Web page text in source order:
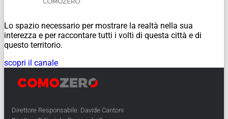
Lo spazio necessario per mostrare la realtà nella sua
interezza e per raccontare tutti i volti di questa città e di
questo territorio.
scopri il canale
Direttore Responsabile: Davide Cantoni